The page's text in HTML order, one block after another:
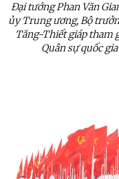
Đại tướngPhanVăn
ủyTrung ương, Bộ
Tăng-Thiết giáp tham
Quân sự quốc